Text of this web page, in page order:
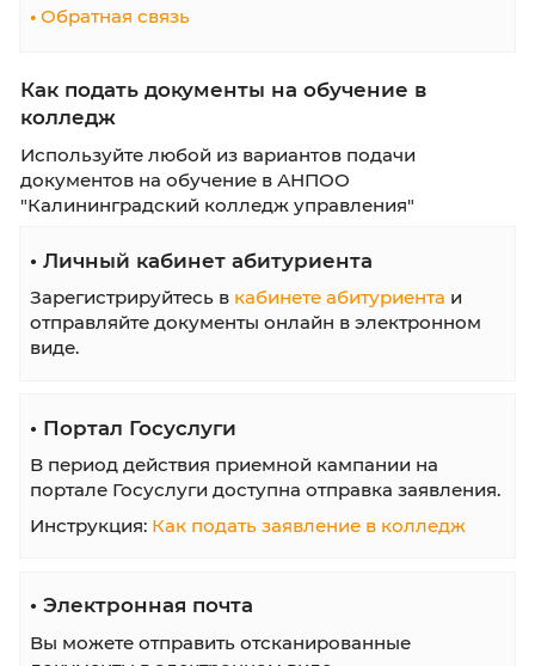
•Сроки обучения
• Стоимость обучения
• Вступителные испытания
План приема
• Приказы о зачислении
• Шаблоны документов
Правила приема
• Перечень специальностей
• Обратная связь
Как подать документы на обучение в
колледж